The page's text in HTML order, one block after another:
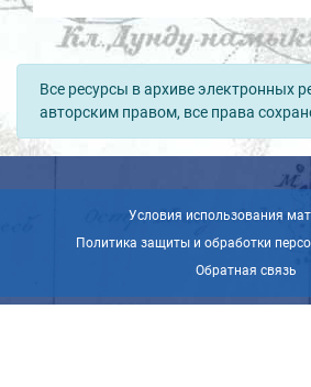
Все ресурсы в архиве электронных
авторским правом, все права
Условия использования
Политика защиты и обработки
Обратная связь